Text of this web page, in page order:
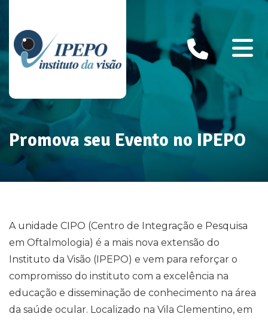
Promova seu Evento no IPEPO
A unidade CIPO (Centro de Integração e Pesquisa
em Oftalmologia) é a mais nova extensão do
Instituto da Visão (IPEPO) e vem para reforçar o
compromisso do instituto com a excelência na
educação e disseminação de conhecimento na área
da saúde ocular. Localizado na Vila Clementino, em